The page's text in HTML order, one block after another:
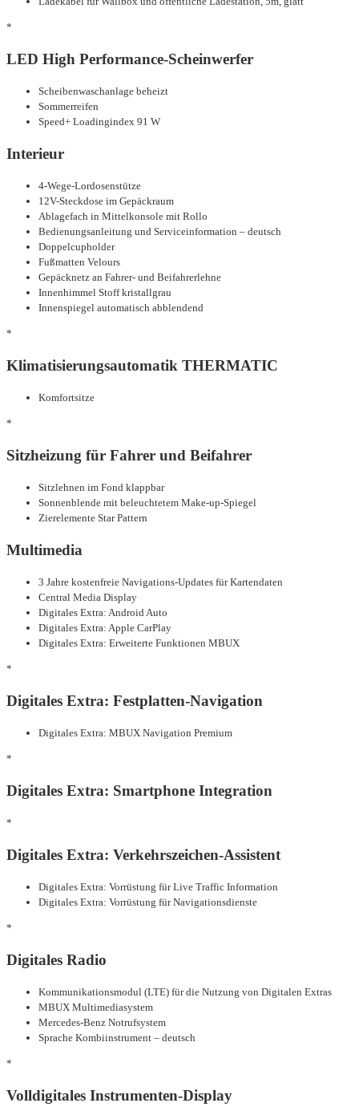
*
LED High Performance-Scheinwerfer
Scheibenwaschanlage beheizt
Sommerreifen
Speed+ Loadingindex 91 W
Interieur
4-Wege-Lordosenstütze
12V-Steckdose im Gepäckraum
Ablagefach in Mittelkonsole mit Rollo
Bedienungsanleitung und Serviceinformation – deutsch
Doppelcupholder
Fußmatten Velours
Gepäcknetz an Fahrer- und Beifahrerlehne
Innenhimmel Stoff kristallgrau
Innenspiegel automatisch abblendend
*
Klimatisierungsautomatik THERMATIC
Komfortsitze
*
Sitzheizung für Fahrer und Beifahrer
Sitzlehnen im Fond klappbar
Sonnenblende mit beleuchtetem Make-up-Spiegel
Zierelemente Star Pattern
Multimedia
3 Jahre kostenfreie Navigations-Updates für Kartendaten
Central Media Display
Digitales Extra: Android Auto
Digitales Extra: Apple CarPlay
Digitales Extra: Erweiterte Funktionen MBUX
*
Digitales Extra: Festplatten-Navigation
Digitales Extra: MBUX Navigation Premium
*
Digitales Extra: Smartphone Integration
*
Digitales Extra: Verkehrszeichen-Assistent
Digitales Extra: Vorrüstung für Live Traffic Information
Digitales Extra: Vorrüstung für Navigationsdienste
*
Digitales Radio
Kommunikationsmodul (LTE) für die Nutzung von Digitalen Extras
MBUX Multimediasystem
Mercedes-Benz Notrufsystem
Sprache Kombiinstrument – deutsch
*
Volldigitales Instrumenten-Display